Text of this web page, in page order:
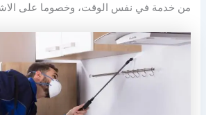
من خدمة في نفس الوقت، وخصوما على